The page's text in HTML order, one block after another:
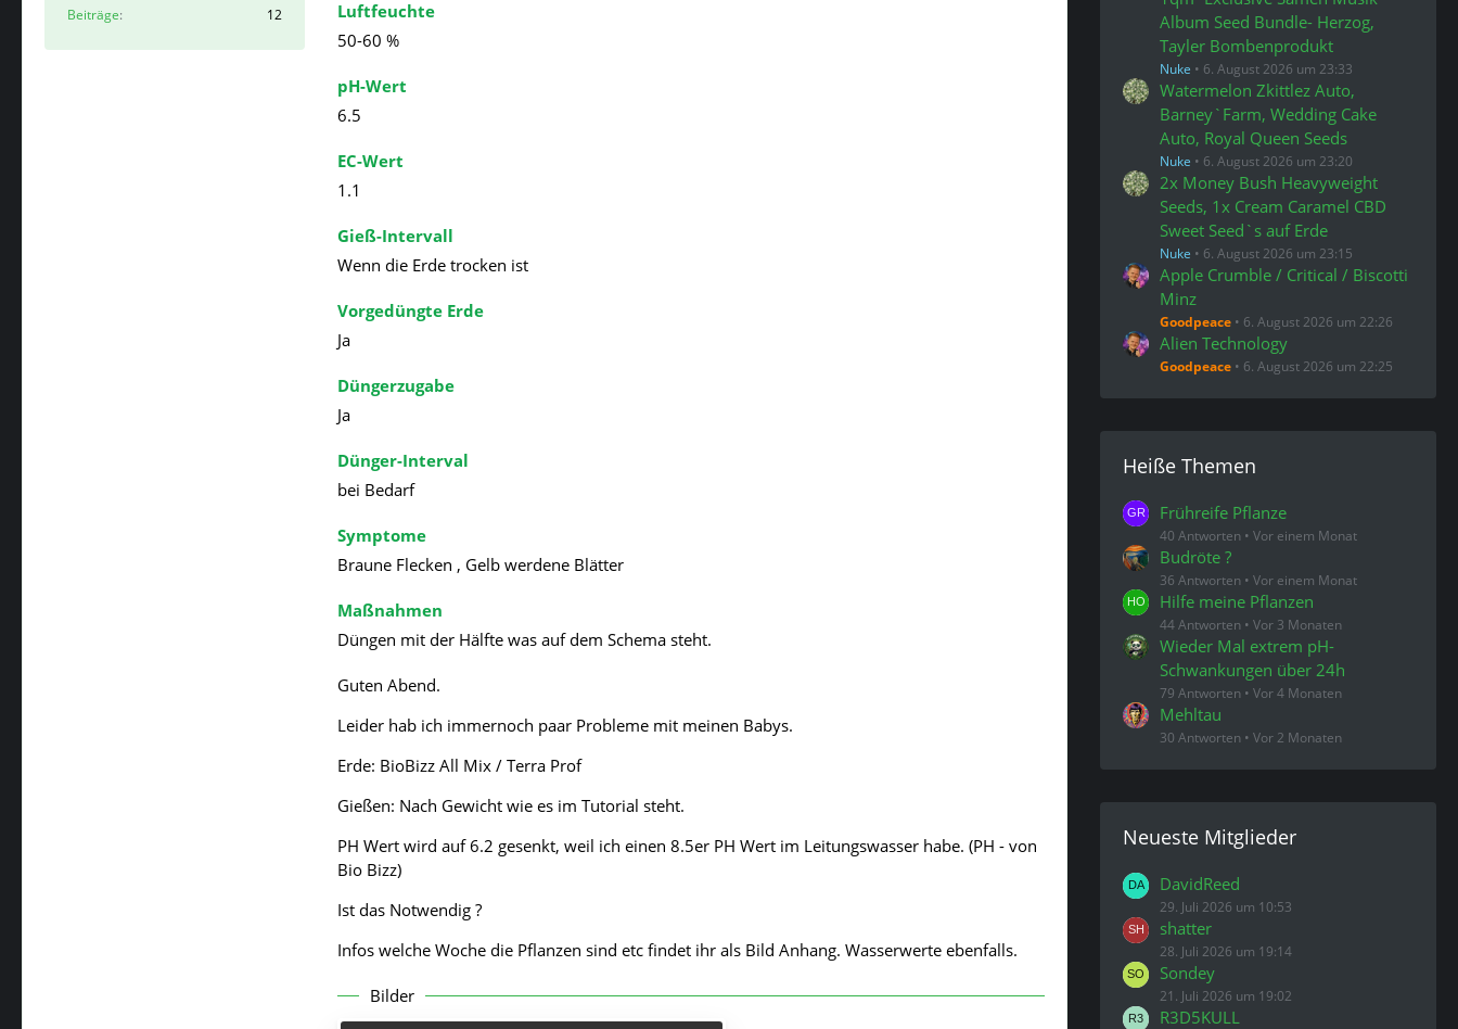
Beiträge 12
Luftfeuchte
50-60 %
pH-Wert
6.5
EC-Wert
1.1
Gieß-Intervall
Wenn die Erde trocken ist
Vorgedüngte Erde
Ja
Düngerzugabe
Ja
Dünger-Interval
bei Bedarf
Symptome
Braune Flecken , Gelb werdene Blätter
Maßnahmen
Düngen mit der Hälfte was auf dem Schema steht.
Guten Abend.
Leider hab ich immernoch paar Probleme mit meinen Babys.
Erde: BioBizz All Mix / Terra Prof
Gießen: Nach Gewicht wie es im Tutorial steht.
PH Wert wird auf 6.2 gesenkt, weil ich einen 8.5er PH Wert im Leitungswasser habe. (PH - von
Bio Bizz)
Ist das Notwendig ?
Infos welche Woche die Pflanzen sind etc findet ihr als Bild Anhang. Wasserwerte ebenfalls.
Bilder
Album Seed Bundle- Herzog,
Tayler Bombenprodukt
Nuke 6. August 2026 um 23:33
Watermelon Zkittlez Auto,
Barney`Farm, Wedding Cake
Auto, Royal Queen Seeds
Nuke 6. August 2026 um 23:20
2x Money Bush Heavyweight
Seeds, 1x Cream Caramel CBD
Sweet Seed`s auf Erde
Nuke 6. August 2026 um 23:15
Apple Crumble / Critical / Biscotti
Minz
Goodpeace 6. August 2026 um 22:26
Alien Technology
Goodpeace 6. August 2026 um 22:25
Heiße Themen
Frühreife Pflanze
40 Antworten Vor einem Monat
Budröte ?
36 Antworten Vor einem Monat
Hilfe meine Pflanzen
44 Antworten Vor 3 Monaten
Wieder Mal extrem pH-
Schwankungen über 24h
79 Antworten Vor 4 Monaten
Mehltau
30 Antworten Vor 2 Monaten
Neueste Mitglieder
DavidReed
29. Juli 2026 um 10:53
shatter
28. Juli 2026 um 19:14
Sondey
21. Juli 2026 um 19:02
R3D5KULL